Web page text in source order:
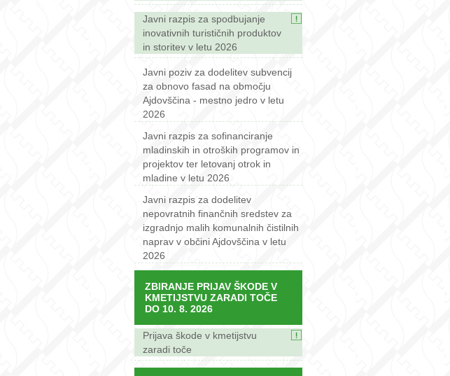
Javni razpis za spodbujanje
inovativnih turističnih produktov
in storitev v letu 2026
Javni poziv za dodelitev subvencij
za obnovo fasad na območju
Ajdovščina - mestno jedro v letu
2026
Javni razpis za sofinanciranje
mladinskih in otroških programov in
projektov ter letovanj otrok in
mladine v letu 2026
Javni razpis za dodelitev
nepovratnih finančnih sredstev za
izgradnjo malih komunalnih čistilnih
naprav v občini Ajdovščina v letu
2026
ZBIRANJE PRIJAV ŠKODE V
KMETIJSTVU ZARADI TOČE
DO 10. 8. 2026
Prijava škode v kmetijstvu
zaradi toče